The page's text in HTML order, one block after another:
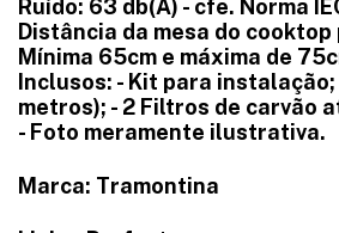
Ruído: 63 db(A) - cfe. Norma
Distância da mesa do
Mínima 65cm e máxima de
Inclusos: - Kit para
metros); - 2 Filtros de carvão
- Foto meramente ilustrativa.
Marca: Tramontina